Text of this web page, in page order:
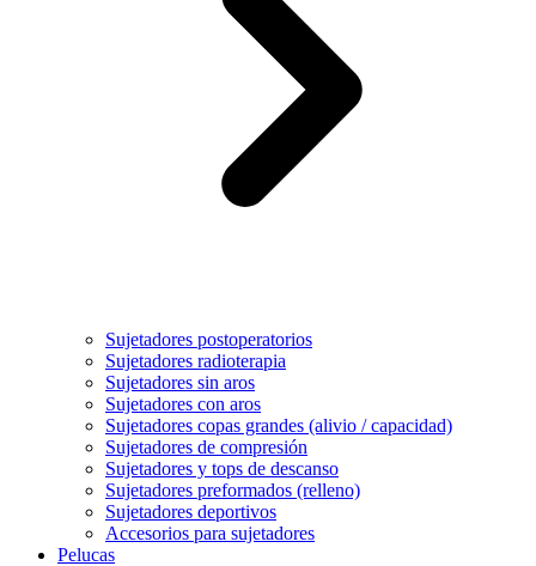
Sujetadores postoperatorios
Sujetadores radioterapia
Sujetadores sin aros
Sujetadores con aros
Sujetadores copas grandes (alivio / capacidad)
Sujetadores de compresión
Sujetadores y tops de descanso
Sujetadores preformados (relleno)
Sujetadores deportivos
Accesorios para sujetadores
Pelucas